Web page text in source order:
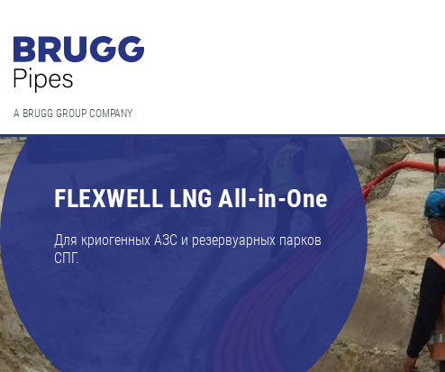
A BRUGG GROUP COMPANY
FLEXWELL LNG All-in-One
Для криогенных АЗС и резервуарных парков
СПГ.